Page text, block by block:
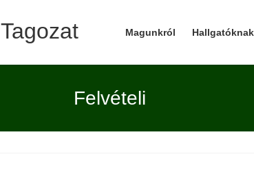
Magunkról Hallgatóknak
Felvételi